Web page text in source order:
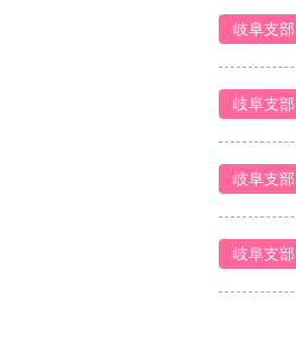
岐阜支部
岐阜支部
岐阜支部
岐阜支部